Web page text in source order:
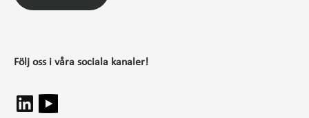
Följ oss i våra sociala kanaler!